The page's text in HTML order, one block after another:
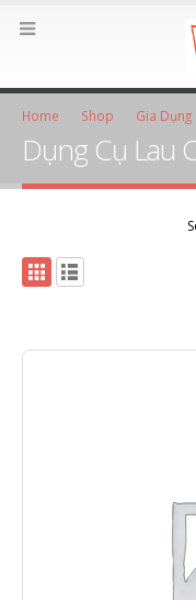
Home Shop Gia Dụng
Dụng Cụ Lau